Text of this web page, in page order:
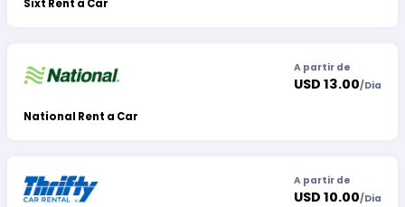
Sixt Rent a Car
National Rent a Car
A partir de
USD 13.00/Dia
A partir de
USD 10.00/Dia